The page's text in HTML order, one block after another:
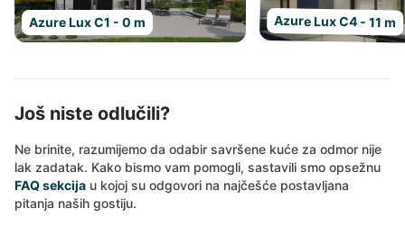
Azure Lux C1 - 0 m Azure Lux C4 - 11 m
Još niste odlučili?
Ne brinite, razumijemo da odabir savršene kuće za odmor nije
lak zadatak. Kako bismo vam pomogli, sastavili smo opsežnu
FAQ sekcija u kojoj su odgovori na najčešće postavljana
pitanja naših gostiju.